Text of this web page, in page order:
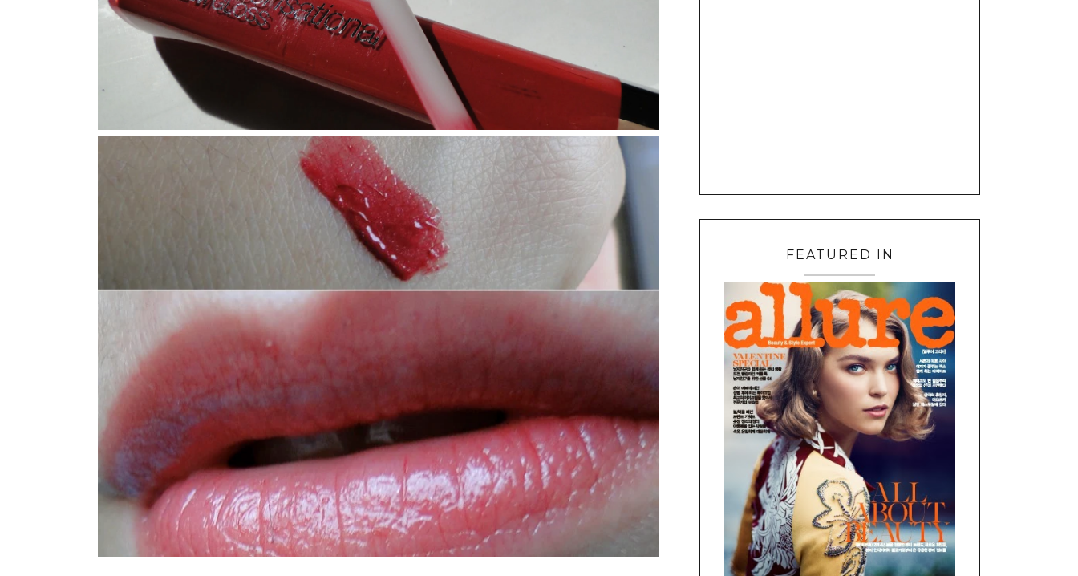
FEATURED IN